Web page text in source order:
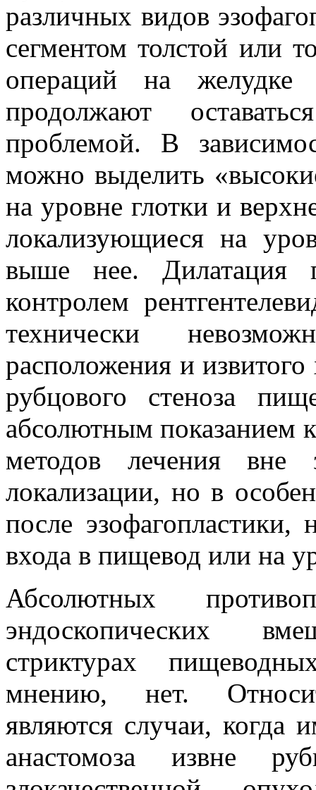
различных видов
сегментом толстой или
операций на
продолжают
проблемой. В
можно выделить
на уровне глотки и
локализующиеся на
выше нее. Дилатация
контролем
технически
расположения и
рубцового стеноза
абсолютным показанием
методов лечения вне
локализации, но в
после
входа в пищевод или на
Абсолютных
эндоскопических
стриктурах
мнению, нет.
являются случаи, когда
анастомоза извне